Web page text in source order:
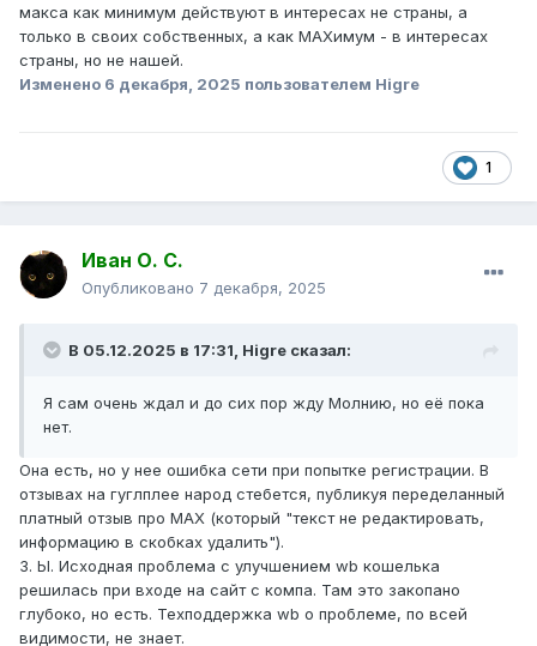
макса как минимум действуют в интересах не страны, а
только в своих собственных, а как MAXимум - в интересах
страны, но не нашей.
Изменено 6 декабря, 2025 пользователем Higre
1
Иван О. С.
Опубликовано 7 декабря, 2025
В 05.12.2025 в 17:31, Higre сказал:
Я сам очень ждал и до сих пор жду Молнию, но её пока
нет.
Она есть, но у нее ошибка сети при попытке регистрации. В
отзывах на гуглплее народ стебется, публикуя переделанный
платный отзыв про MAX (который "текст не редактировать,
информацию в скобках удалить").
З. Ы. Исходная проблема с улучшением wb кошелька
решилась при входе на сайт с компа. Там это закопано
глубоко, но есть. Техподдержка wb о проблеме, по всей
видимости, не знает.